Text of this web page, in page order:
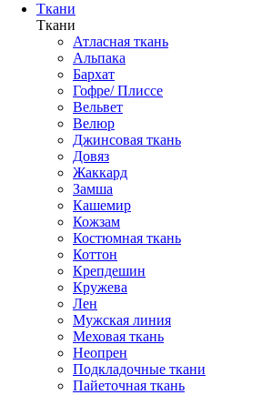
Ткани
Ткани
Атласная ткань
Альпака
Бархат
Гофре/ Плиссе
Вельвет
Велюр
Джинсовая ткань
Довяз
Жаккард
Замша
Кашемир
Кожзам
Костюмная ткань
Коттон
Крепдешин
Кружева
Лен
Мужская линия
Меховая ткань
Неопрен
Подкладочные ткани
Пайеточная ткань